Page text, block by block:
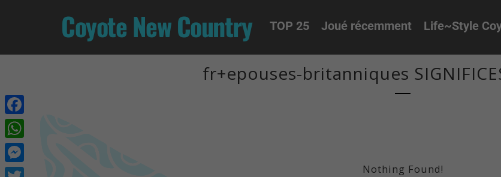
Coyote New Country TOP 25 Joué récemment Life~Style
fr+epouses-britanniques
Nothing Found!
Facebook
WhatsApp
Messenger